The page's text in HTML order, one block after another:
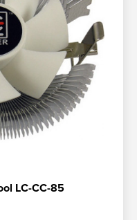
LC-CC-85